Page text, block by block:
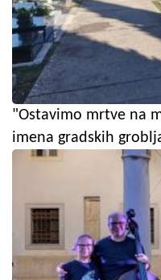
"Ostavimo mrtve na
imena gradskih